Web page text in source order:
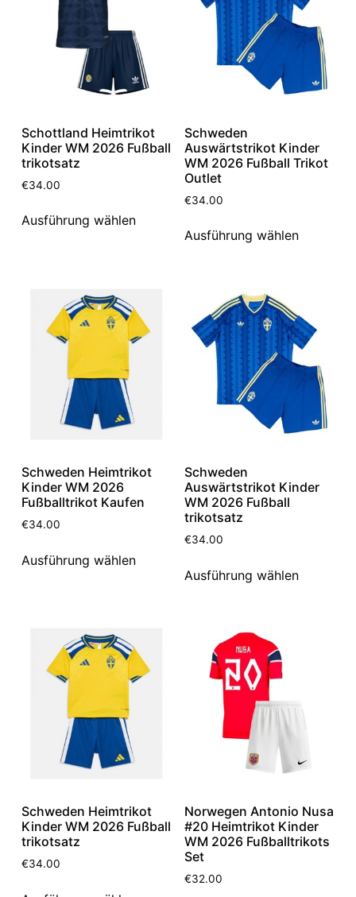
Schottland Heimtrikot
Kinder WM 2026 Fußball
trikotsatz
€34.00
Ausführung wählen
Schweden
Auswärtstrikot Kinder
WM 2026 Fußball Trikot
Outlet
€34.00
Ausführung wählen
Schweden Heimtrikot
Kinder WM 2026
Fußballtrikot Kaufen
€34.00
Ausführung wählen
Schweden
Auswärtstrikot Kinder
WM 2026 Fußball
trikotsatz
€34.00
Ausführung wählen
Schweden Heimtrikot
Kinder WM 2026 Fußball
trikotsatz
€34.00
Norwegen Antonio Nusa
#20 Heimtrikot Kinder
WM 2026 Fußballtrikots
Set
€32.00